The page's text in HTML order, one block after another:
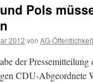
Pols
2012 von AG-
der
CDU-Abgeordnete